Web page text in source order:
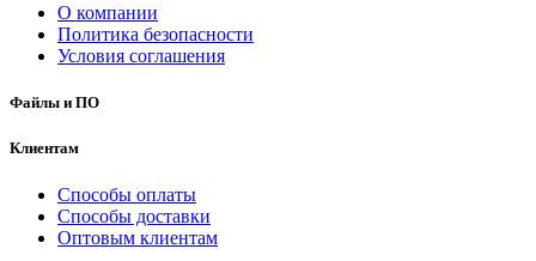
О компании
Политика безопасности
Условия соглашения
Файлы и ПО
Клиентам
Способы оплаты
Способы доставки
Оптовым клиентам